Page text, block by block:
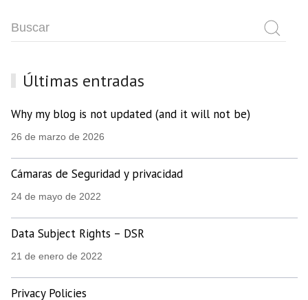
Últimas entradas
Why my blog is not updated (and it will not be)
26 de marzo de 2026
Cámaras de Seguridad y privacidad
24 de mayo de 2022
Data Subject Rights – DSR
21 de enero de 2022
Privacy Policies